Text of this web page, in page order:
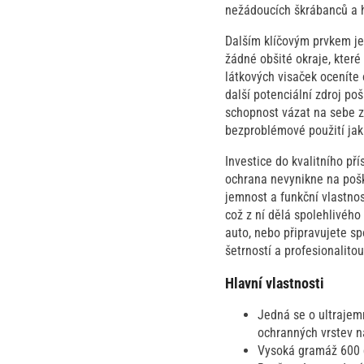
nežádoucích škrábanců
Dalším klíčovým prvkem
žádné obšité okraje,
látkových visaček
další potenciální zdroj
schopnost vázat na sebe
bezproblémové použití
Investice do kvalitního
ochrana nevynikne na
jemnost a funkční
což z ní dělá
auto, nebo připravujete
šetrností a
Hlavní vlastnosti
Jedná se o
ochranných vrstev
Vysoká gramáž